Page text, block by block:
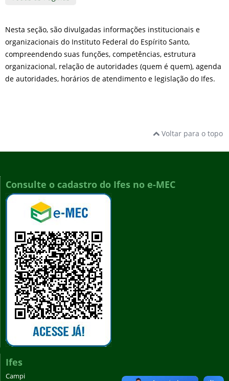
Nesta seção, são divulgadas informações institucionais e
organizacionais do Instituto Federal do Espírito Santo,
compreendendo suas funções, competências, estrutura
organizacional, relação de autoridades (quem é quem), agenda
de autoridades, horários de atendimento e legislação do Ifes.
Voltar para o topo
Consulte o cadastro do Ifes no e-MEC
Ifes
Campi